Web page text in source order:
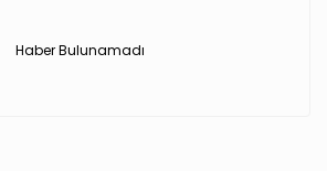
Haber Bulunamadı